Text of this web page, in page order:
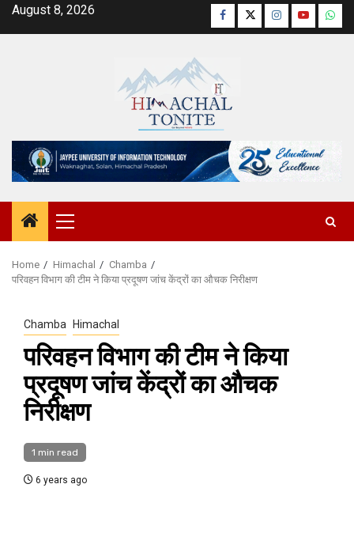
SkipAugust 8, 2026 Facebook
TwitterInstagram
YouTube
Primary
Menu
Home Himachal
Chamba
परिवहन विभाग की टीम ने किया प्रदूषण जांच केंद्रों का औचक निरीक्षण
Chamba Himachal
परिवहन विभाग की टीम ने किया
प्रदूषण जांच केंद्रों का औचक
निरीक्षण
1 min read
6 years ago